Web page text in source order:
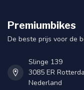
Premiumbikes
De beste prijs voor de
Slinge 139
3085 ER
Nederland